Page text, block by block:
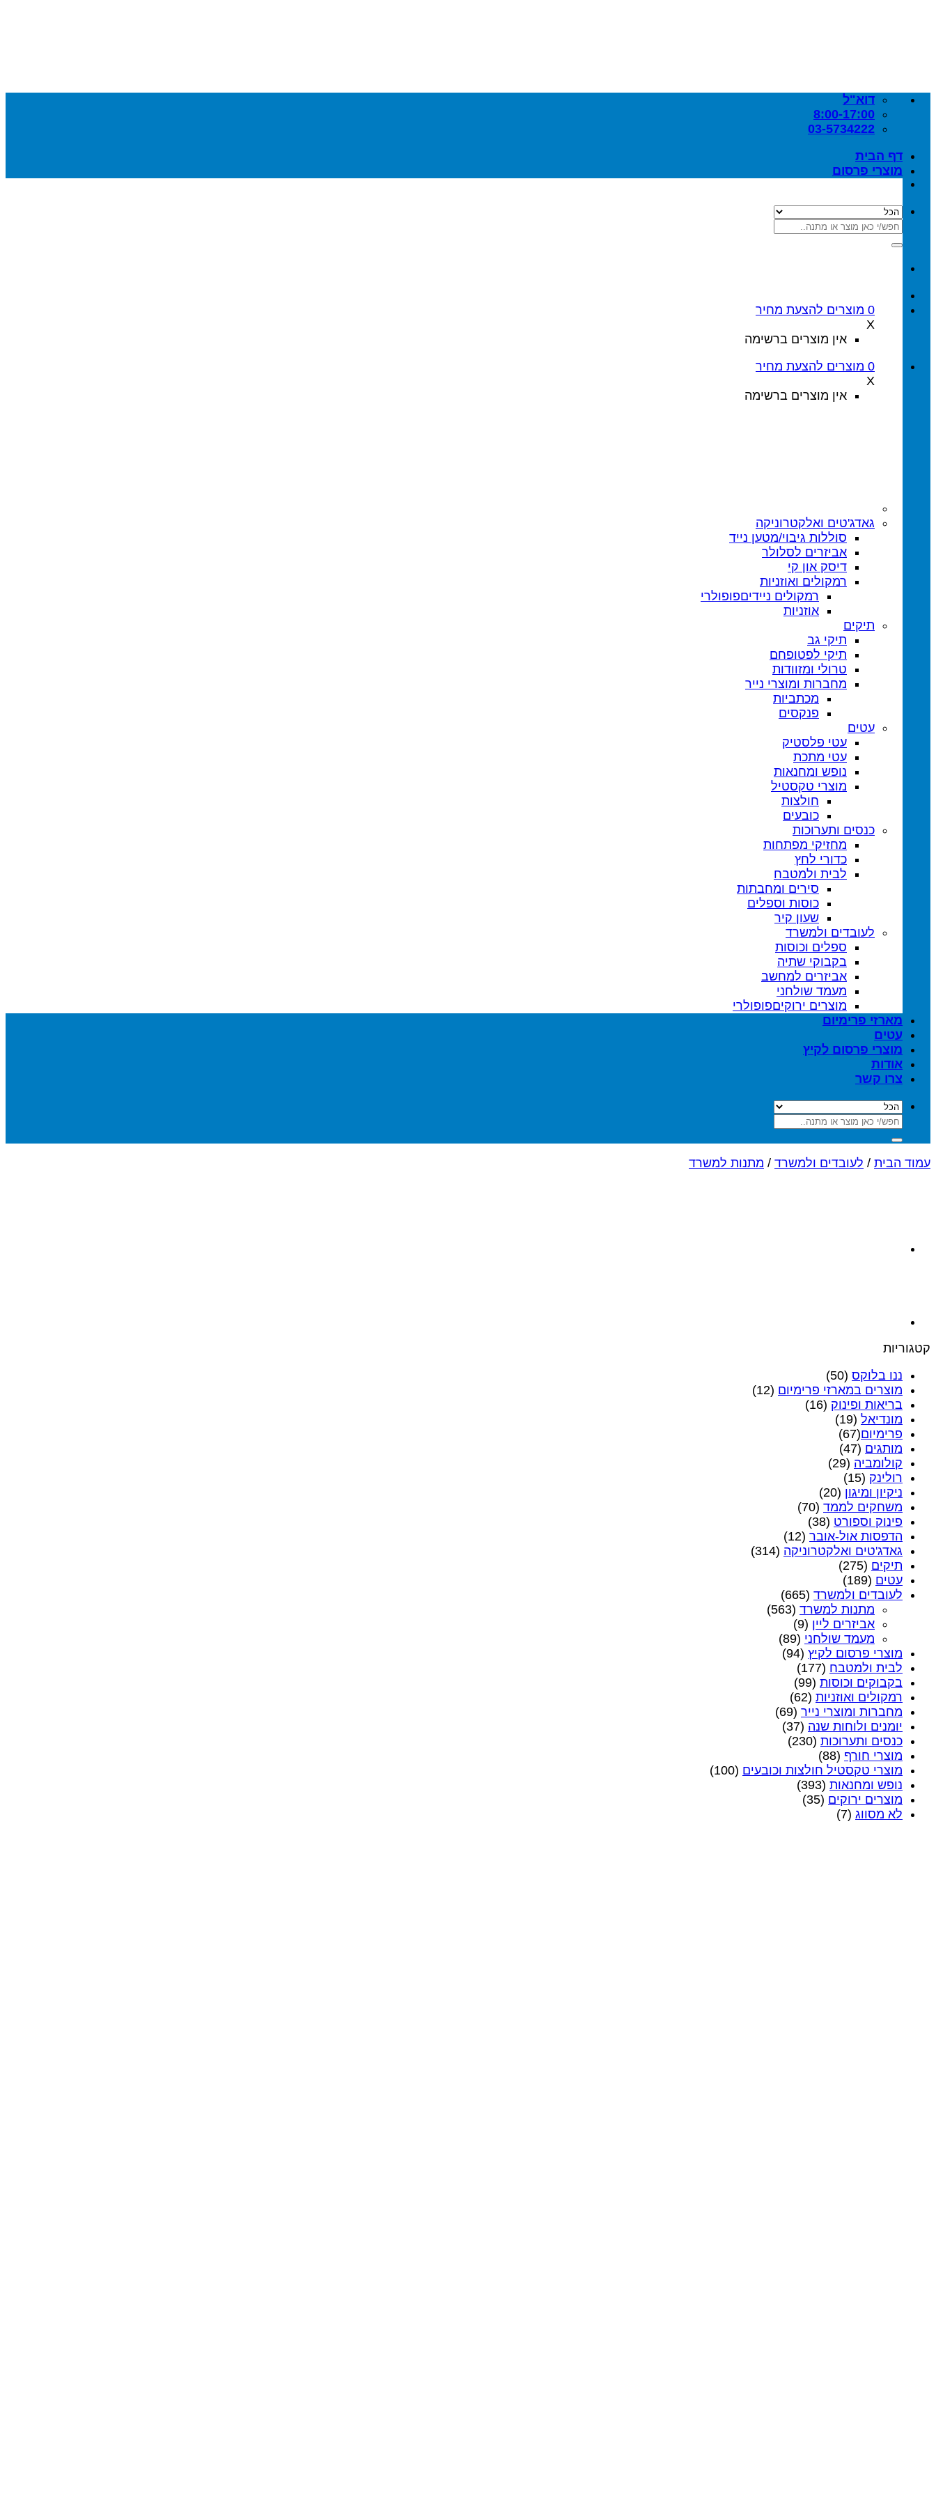
חיפוש
0 מוצרים להצעת מחיר
X
אין מוצרים ברשימה
0 מוצרים להצעת מחיר
X
אין מוצרים ברשימה
דוא"ל
8:00-17:00
03-5734222
דף הבית
מוצרי פרסום
גאדג'טים ואלקטרוניקה
סוללות גיבוי/מטען נייד
אביזרים לסלולר
דיסק און קי
רמקולים ואוזניות
רמקולים ניידים
אוזניות
תיקים
תיקי גב
תיקי לפטופ
טרולי ומזוודות
מחברות ומוצרי נייר
מכתביות
פנקסים
עטים
עטי פלסטיק
עטי מתכת
נופש ומחנאות
מוצרי טקסטיל
חולצות
כובעים
כנסים ותערוכות
מחזיקי מפתחות
כדורי לחץ
לבית ולמטבח
סירים ומחבתות
כוסות וספלים
שעון קיר
לעובדים ולמשרד
ספלים וכוסות
בקבוקי שתיה
אביזרים למחשב
מעמד שולחני
מוצרים ירוקים
מארזי פרימיום
עטים
מוצרי פרסום לקיץ
אודות
צרו קשר
חיפוש
עמוד הבית / לעובדים ולמשרד / מתנות למשרד
קטגוריות
ננו בלוקס (50)
מוצרים במארזי פרימיום (12)
בריאות ופינוק (16)
מונדיאל (19)
פרימיום‎(67)
מותגים (47)
קולומביה (29)
רולינק (15)
ניקיון ומיגון (20)
משחקים לממד (70)
פינוק וספורט (38)
הדפסות אול-אובר (12)
גאדג'טים ואלקטרוניקה (314)
תיקים (275)
עטים (189)
לעובדים ולמשרד (665)
מתנות למשרד (563)
אביזרים ליין (9)
מעמד שולחני (89)
מוצרי פרסום לקיץ (94)
לבית ולמטבח (177)
בקבוקים וכוסות (99)
רמקולים ואוזניות (62)
מחברות ומוצרי נייר (69)
יומנים ולוחות שנה (37)
כנסים ותערוכות (230)
מוצרי חורף (88)
מוצרי טקסטיל חולצות וכובעים (100)
נופש ומחנאות (393)
מוצרים ירוקים (35)
לא מסווג (7)